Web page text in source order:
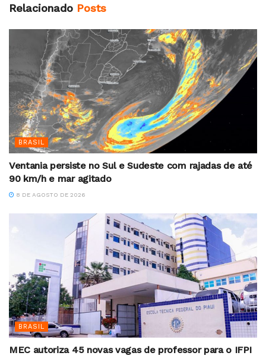
Relacionado Posts
BRASIL
Ventania persiste no Sul e Sudeste com rajadas de até
90 km/h e mar agitado
8 DE AGOSTO DE 2026
BRASIL
MEC autoriza 45 novas vagas de professor para o IFPI